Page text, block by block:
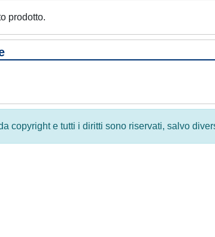
prodotto.
copyright e tutti i diritti sono riservati, salvo